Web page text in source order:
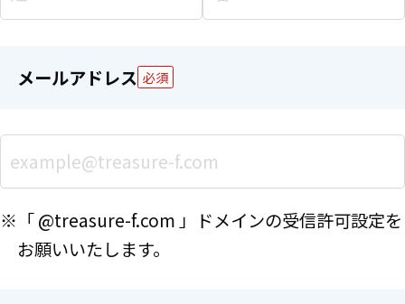
メールアドレス 必須
※「 @treasure-f.com 」ドメインの受信許可設定を
お願いいたします。